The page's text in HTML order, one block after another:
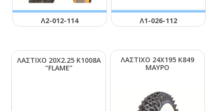
Λ2-012-114 Λ1-026-112
ΛΑΣΤΙΧΟ 20Χ2.25 Κ1008Α
“FLΑΜΕ”
ΛΑΣΤΙΧΟ 24Χ195 Κ849
ΜΑΥΡΟ